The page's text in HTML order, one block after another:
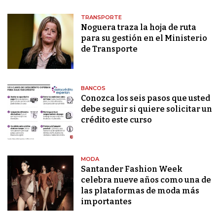
TRANSPORTE
Noguera traza la hoja de ruta
para su gestión en el Ministerio
de Transporte
BANCOS
Conozca los seis pasos que usted
debe seguir si quiere solicitar un
crédito este curso
MODA
Santander Fashion Week
celebra nueve años como una de
las plataformas de moda más
importantes